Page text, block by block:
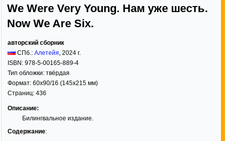
We Were Very Young. Нам уже шесть.
Now We Are Six.
авторский сборник
СПб.: Алетейя 2024 г.
ISBN: 978-5-00165-889-4
Тип обложки: твёрдая
Формат: 60x90/16 (145x215 мм)
Страниц: 436
Описание:
Билингвальное издание.
Содержание: